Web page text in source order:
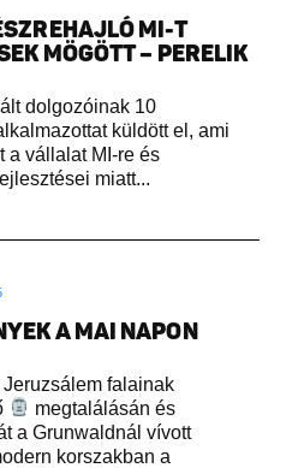
MI-T
MÖGÖTT – PERELIK
dolgozóinak 10
küldött el, ami
a vállalat MI-re és
miatt...
A MAI NAPON
falainak
megtalálásán és
a Grunwaldnál vívott
korszakban a